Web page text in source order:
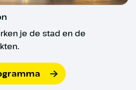
je de stad en de
we naar Cabo da Roca; hier
de 145 meter hoge kaap
de zee omhoog komen.
onze reis naar de
Rivièra genoemd, naar
badplaats Cascais